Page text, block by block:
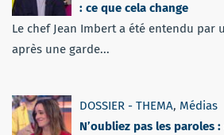
: ce que cela change
Le chef Jean Imbert a été entendu par
après une garde...
DOSSIER - THEMA, Médias
N’oubliez pas les paroles